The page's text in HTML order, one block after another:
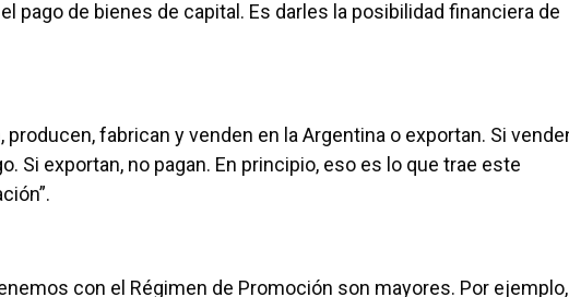
pago de bienes de capital. Es darles la posibilidad financiera de
fabrican y venden en la Argentina o exportan. Si
Si exportan, no pagan. En principio, eso es lo que trae este
con el Régimen de Promoción son mayores. Por ejemplo,